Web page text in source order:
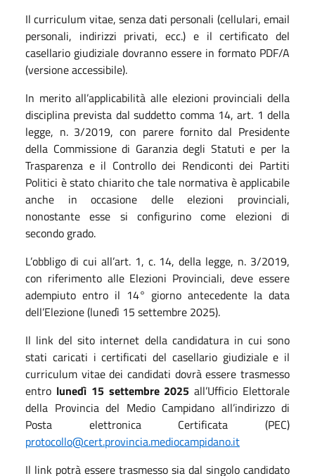
Il curriculum vitae, senza dati personali (cellulari, email
personali, indirizzi privati, ecc.) e il certificato del
casellario giudiziale dovranno essere in formato PDF/A
(versione accessibile).
In merito all’applicabilità alle elezioni provinciali della
disciplina prevista dal suddetto comma 14, art. 1 della
legge, n. 3/2019, con parere fornito dal Presidente
della Commissione di Garanzia degli Statuti e per la
Trasparenza e il Controllo dei Rendiconti dei Partiti
Politici è stato chiarito che tale normativa è applicabile
anche in occasione delle elezioni provinciali,
nonostante esse si configurino come elezioni di
secondo grado.
L’obbligo di cui all’art. 1, c. 14, della legge, n. 3/2019,
con riferimento alle Elezioni Provinciali, deve essere
adempiuto entro il 14° giorno antecedente la data
dell’Elezione (lunedì 15 settembre 2025).
Il link del sito internet della candidatura in cui sono
stati caricati i certificati del casellario giudiziale e il
curriculum vitae dei candidati dovrà essere trasmesso
entro lunedì 15 settembre 2025 all’Ufficio Elettorale
della Provincia del Medio Campidano all’indirizzo di
Posta elettronica Certificata (PEC)
protocollo@cert.provincia.mediocampidano.it
Il link potrà essere trasmesso sia dal singolo candidato